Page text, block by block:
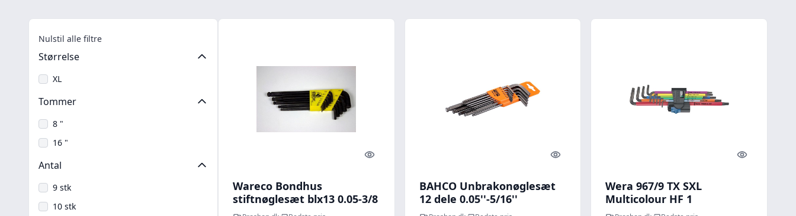
Nulstil alle filtre
Størrelse
XL
Tommer
8 "
16 "
Antal
9 stk
10 stk
Quick look
Wareco Bondhus
stiftnøglesæt blx13 0.05-3/8
Quick look
BAHCO Unbrakonøglesæt
12 dele 0.05''-5/16''
Quick look
Wera 967/9 TX SXL
Multicolour HF 1
Vinkelnøglesæt med